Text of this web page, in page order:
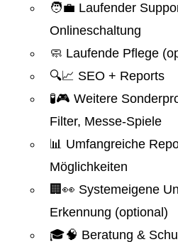
🧑‍💼 Laufender
Onlineschaltung
🧼 Laufende Pflege
🔍📈 SEO + Reports
🧪🎮 Weitere
Filter, Messe-Spiele
📊 Umfangreiche
Möglichkeiten
🏢👀 Systemeigene
Erkennung (optional)
🎓🧠 Beratung &